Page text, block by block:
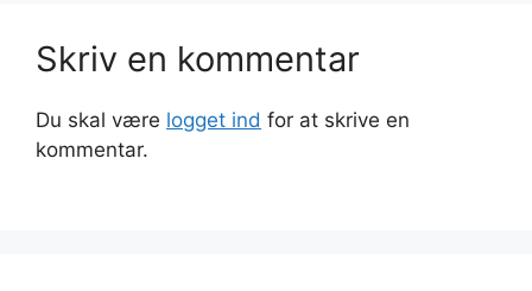
Skriv en kommentar
Du skal være logget ind for at skrive en
kommentar.